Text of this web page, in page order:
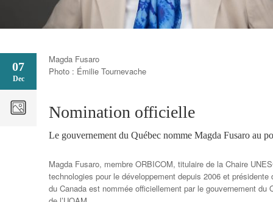
07
Dec
Magda Fusaro
Photo : Émilie Tournevache
Nomination officielle
Le gouvernement du Québec nomme Magda Fusaro au
Magda Fusaro, membre ORBICOM, titulaire de la Chaire
technologies pour le développement depuis 2006 et
du Canada est nommée officiellement par le gouvernement du